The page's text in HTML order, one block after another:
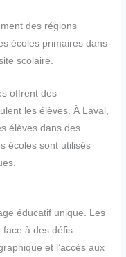
des régions
écoles primaires dans
scolaire.
offrent des
les élèves. À Laval,
élèves dans des
écoles sont utilisés
éducatif unique. Les
face à des défis
et l’accès aux